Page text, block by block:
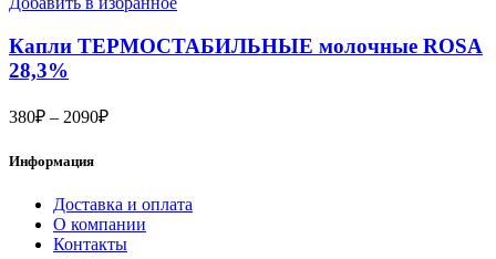
Капли ТЕРМОСТАБИЛЬНЫЕ молочные ROSA
28,3%
380₽ – 2090₽Диапазон
2090₽
Информация
Доставка и оплата
О компании
Контакты